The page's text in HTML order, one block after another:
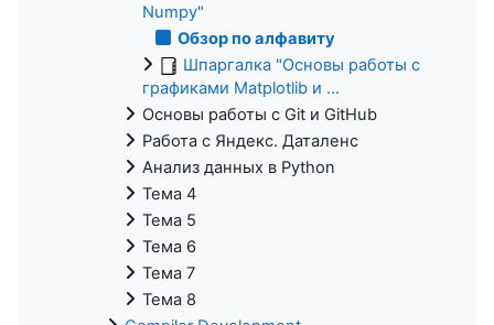
Numpy"
Обзор по алфавиту
Шпаргалка "Основы работы с
графиками Matplotlib и ...
Основы работы с Git и GitHub
Работа с Яндекс. Даталенс
Анализ данных в Python
Тема 4
Тема 5
Тема 6
Тема 7
Тема 8